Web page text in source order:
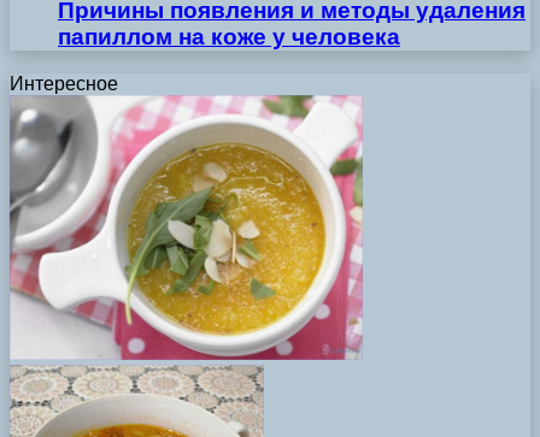
Причины появления и методы удаления
папиллом на коже у человека
Интересное